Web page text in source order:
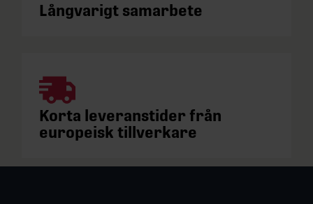
Långvarigt samarbete
Korta leveranstider från
europeisk tillverkare